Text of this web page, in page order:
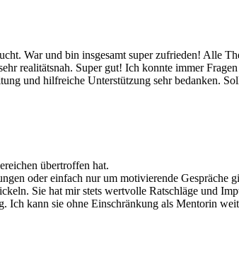
War und bin insgesamt super zufrieden! Alle
realitätsnah. Super gut! Ich konnte immer
und hilfreiche Unterstützung sehr bedanken.
übertroffen hat.
oder einfach nur um motivierende Gespräche
Sie hat mir stets wertvolle Ratschläge und
kann sie ohne Einschränkung als Mentorin